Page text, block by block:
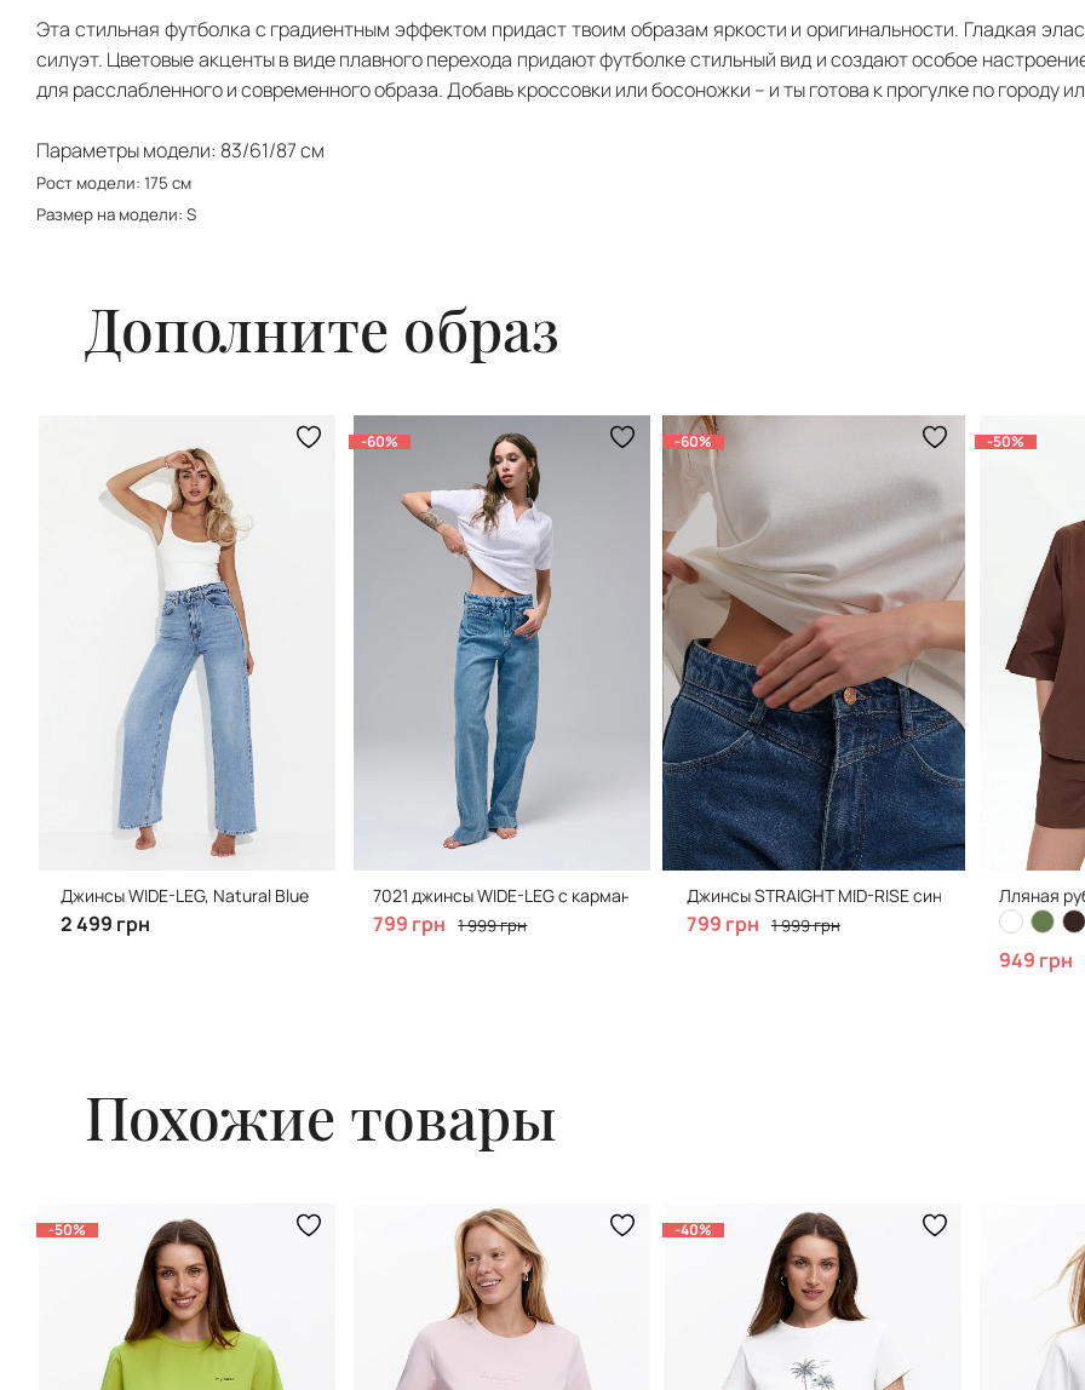
Эта стильная футболка с градиентным эффектом придаст твоим образам яркости и оригинальности. Гладкая
силуэт. Цветовые акценты в виде плавного перехода придают футболке стильный вид и создают особое
для расслабленного и современного образа. Добавь кроссовки или босоножки – и ты готова к прогулке по городу
Параметры модели: 83/61/87 см
Рост модели: 175 см
Размер на модели: S
Дополните образ
Джинсы WIDE-LEG, Natural Blue
2 499 грн
-60%
7021 джинсы WIDE-LEG с карманами, голубого цвета
799 грн 1 999 грн
-60%
Джинсы STRAIGHT MID-RISE синего цвета с
799 грн 1 999 грн
-50%
Лляная
949 грн
Похожие товары
-50% -40%